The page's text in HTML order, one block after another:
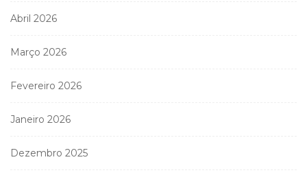
Abril 2026
Março 2026
Fevereiro 2026
Janeiro 2026
Dezembro 2025